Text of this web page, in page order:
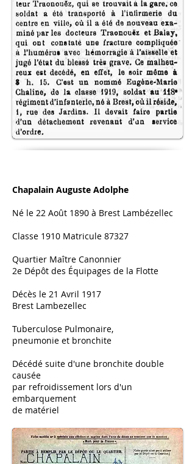
Chapalain Auguste Adolphe
Né le 22 Août 1890 à Brest Lambézellec
Classe 1910 Matricule 87327
Quartier Maître Canonnier
2e Dépôt des Équipages de la Flotte
Décès le 21 Avril 1917
Brest Lambezellec
Tuberculose Pulmonaire,
pneumonie et bronchite
Décédé suite d'une bronchite double
causée
par refroidissement lors d'un
embarquement
de matériel